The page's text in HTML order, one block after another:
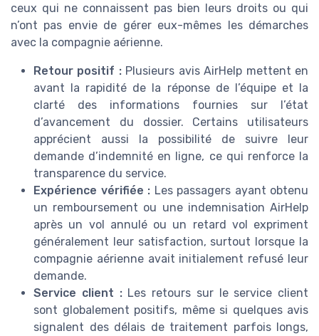
ceux qui ne connaissent pas bien leurs droits ou qui
n’ont pas envie de gérer eux-mêmes les démarches
avec la compagnie aérienne.
Retour positif :Plusieurs avis AirHelp mettent en
avant la rapidité de la réponse de l’équipe et la
clarté des informations fournies sur l’état
d’avancement du dossier. Certains utilisateurs
apprécient aussi la possibilité de suivre leur
demande d’indemnité en ligne, ce qui renforce la
transparence du service.
Expérience vérifiée : Les passagers ayant obtenu
un remboursement ou une indemnisation AirHelp
après un vol annulé ou un retard vol expriment
généralement leur satisfaction, surtout lorsque la
compagnie aérienne avait initialement refusé leur
demande.
Service client :Les retours sur le service client
sont globalement positifs, même si quelques avis
signalent des délais de traitement parfois longs,